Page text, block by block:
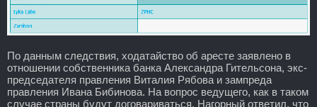
По данным следствия, ходатайство об аресте заявлено в
отношении собственника банка Александра Гительсона, экс-
председателя правления Виталия Рябова и зампреда
правления Ивана Бибинова. На вопрос ведущего, как в таком
случае страны будут договариваться, Нагорный ответил, что